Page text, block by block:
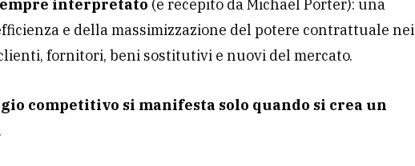
interpretato (e recepito da Michael Porter): una
e della massimizzazione del potere contrattuale nei
fornitori, beni sostitutivi e nuovi del mercato.
competitivo si manifesta solo quando si crea un
.